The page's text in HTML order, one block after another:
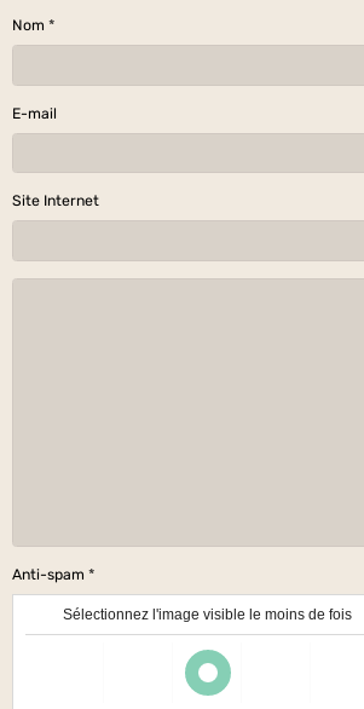
Nom
E-mail
Site Internet
Anti-spam
Sélectionnez l'image visible le moins de fois